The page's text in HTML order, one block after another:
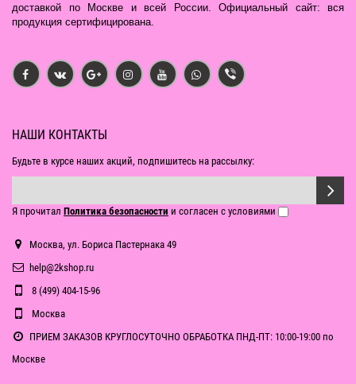
доставкой по Москве и всей России. Официальный сайт: вся
продукция сертифицирована.
НАШИ КОНТАКТЫ
Будьте в курсе наших акций, подпишитесь на рассылку:
Я прочитал Политика безопасности и согласен с условиями
Москва, ул. Бориса Пастернака 49
help@2kshop.ru
8 (499) 404-15-96
Москва
ПРИЕМ ЗАКАЗОВ КРУГЛОСУТОЧНО ОБРАБОТКА ПНД-ПТ: 10:00-19:00 по
Москве